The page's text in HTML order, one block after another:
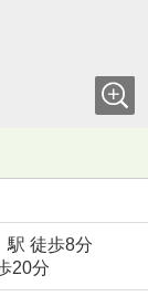
駅 徒歩8分
20分